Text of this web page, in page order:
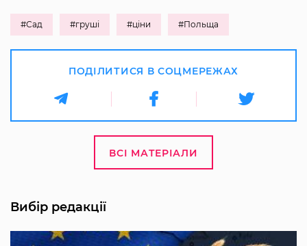
#Сад #груші #ціни #Польща
ПОДІЛИТИСЯ В СОЦМЕРЕЖАХ
ВСІ МАТЕРІАЛИ
Вибір редакції